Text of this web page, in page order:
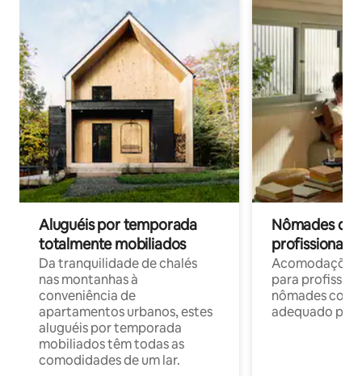
Aluguéis por temporada
totalmente mobiliados
Da tranquilidade de chalés
nas montanhas à
conveniência de
apartamentos urbanos, estes
aluguéis por temporada
mobiliados têm todas as
comodidades de um lar.
Nômades
profissionais
para
nômades com
adequado